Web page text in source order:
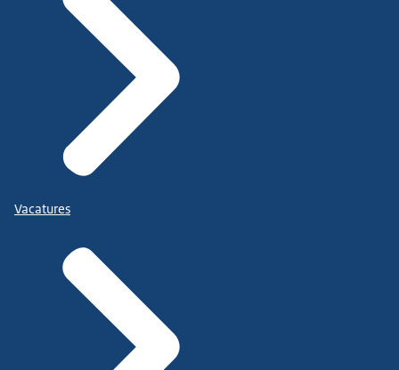
Vacatures